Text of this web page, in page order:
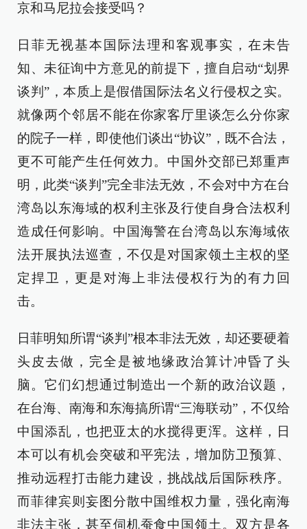
京和马尼拉会接受吗？
日菲无视基本国际法理和客观事实，在未告
知、未征询中方意见的前提下，擅自启动“划界
谈判”，本质上是假借国际法名义行侵权之实。
就像两个邻居不能在你家客厅里谈怎么分你家
的院子一样，即使他们谈出“协议”，既不合法，
更不可能产生任何效力。中国外交部已郑重声
明，此类“谈判”完全非法无效，不会对中方在台
湾岛以东海域的权利主张及行使自身合法权利
造成任何影响。中国海警在台湾岛以东海域依
法开展执法巡查，不仅是对国家领土主权的坚
定捍卫，更是对海上非法侵权行为的有力回
击。
日菲明知所谓“谈判”根本非法无效，却还要硬着
头皮去做，完全是被地缘政治算计冲昏了头
脑。它们幻想通过制造出一个新的政治议题，
在台海、南海和东海搞所谓“三海联动”，不仅给
中国添乱，也把亚太的水搅得更浑。这样，日
本可以有机会突破和平宪法，增加防卫预算、
推动远程打击能力建设，挑战战后国际秩序。
而菲律宾则妄图分散中国维权力量，强化南海
非法主张，甚至伺机蚕食中国领土。双方是各